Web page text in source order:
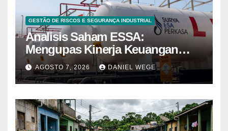
GESTÃO DE RISCOS E SEGURANÇA INDUSTRIAL
Analisis Saham ESSA:
Mengupas Kinerja Keuangan
ESSA Semester I 2026
AGOSTO 7, 2026 DANIEL WEGE